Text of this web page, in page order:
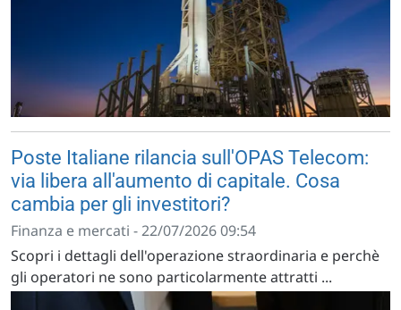
Poste Italiane rilancia sull'OPAS Telecom:
via libera all'aumento di capitale. Cosa
cambia per gli investitori?
Finanza e mercati - 22/07/2026 09:54
Scopri i dettagli dell'operazione straordinaria e perchè
gli operatori ne sono particolarmente attratti ...